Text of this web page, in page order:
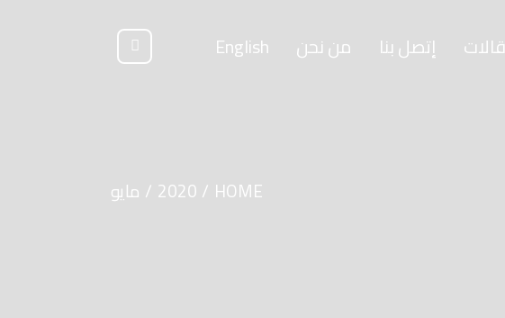
إتصل بنا من نحن English
HOME
2020 مايو